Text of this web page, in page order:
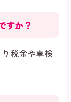
すか？
税金や車検